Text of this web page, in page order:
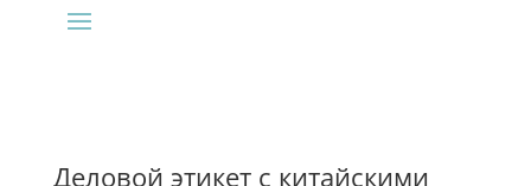
Деловой этикет с китайскими